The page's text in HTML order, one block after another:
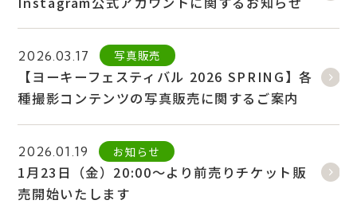
2026.03.17 写真販売
【ヨーキーフェスティバル 2026 SPRING】各
種撮影コンテンツの写真販売に関するご案内
2026.01.19 お知らせ
1月23日（金）20:00〜より前売りチケット販
売開始いたします